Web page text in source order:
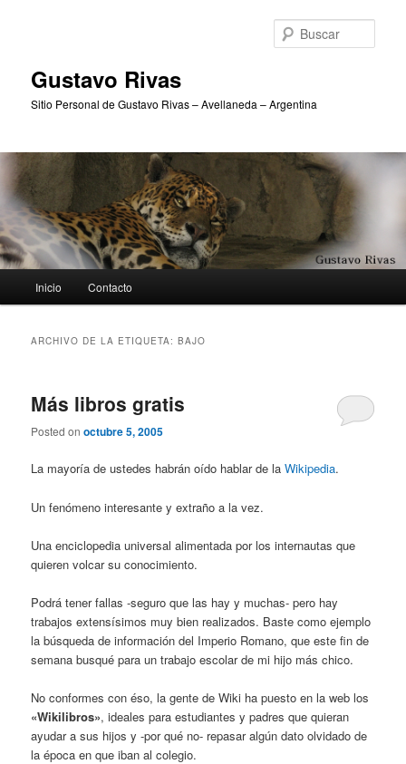
Gustavo Rivas
Sitio Personal de Gustavo Rivas – Avellaneda – Argentina
principal
Inicio Contacto
ARCHIVO DE LA ETIQUETA:BAJO
Más libros gratis
Posted onoctubre 5, 2005
La mayoría de ustedes habrán oído hablar de laWikipedia.
Un fenómeno interesante y extraño a la vez.
Una enciclopedia universal alimentada por los internautas que
quieren volcar su conocimiento.
Podrá tener fallas -seguro que las hay y muchas- pero hay
trabajos extensísimos muy bien realizados. Baste como ejemplo
la búsqueda de información del Imperio Romano, que este fin de
semana busqué para un trabajo escolar de mi hijo más chico.
No conformes con éso, la gente de Wiki ha puesto en la web los
«Wikilibros», ideales para estudiantes y padres que quieran
ayudar a sus hijos y -por qué no- repasar algún dato olvidado de
la época en que iban al colegio.